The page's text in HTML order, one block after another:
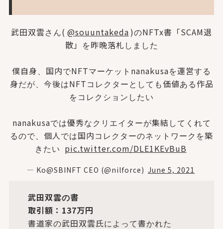
武田双雲さん( @souuntakeda)のNFTx書「SCAM退
散」を昨晩落札しました
僕自身、国内でNFTマーケットnanakusaを運営する
身だが、今後はNFTコレクターとしても価値ある作品
をコレクションしたい
nanakusaでは優秀なクリエイターが集結してくれて
るので、個人では国内コレクターのネットワークを築
きたい pic.twitter.com/DLE1KEvBuB
— Ko@SBINFT CEO (@nilforce) June 5, 2021
武田双雲の書
取引額：137万円
書道家の武田双雲氏によって書かれた